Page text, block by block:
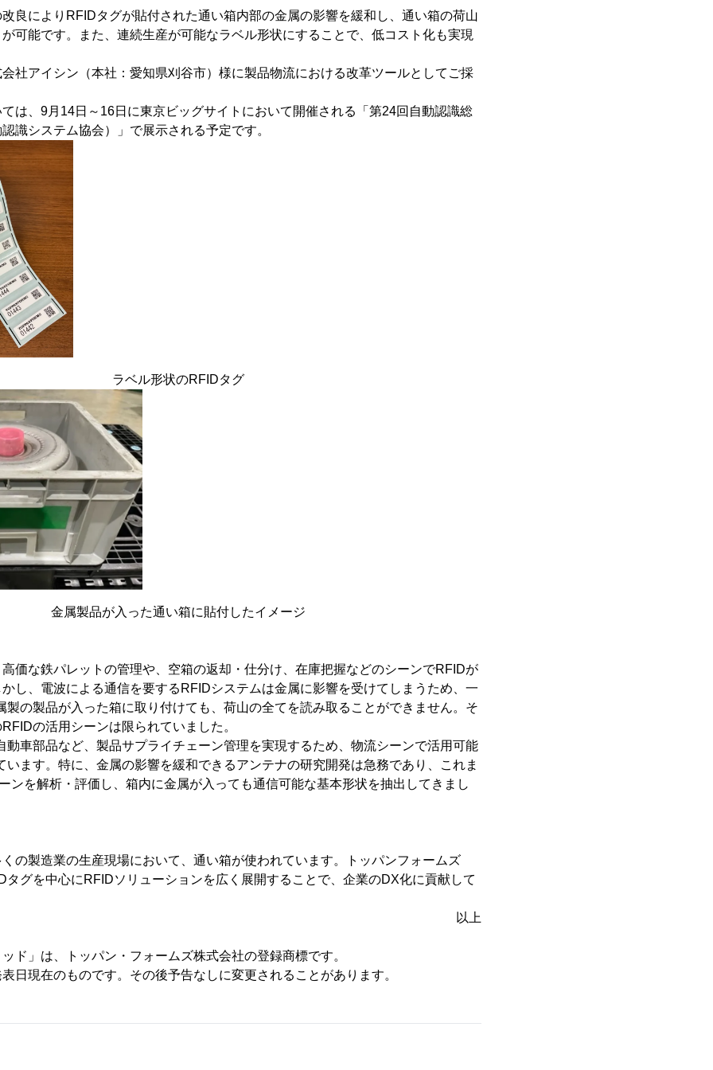
によりRFIDタグが貼付された通い箱内部の金属の影響を緩和し、通い箱の荷山
可能です。また、連続生産が可能なラベル形状にすることで、低コスト化も実現
アイシン（本社：愛知県刈谷市）様に製品物流における改革ツールとしてご採
は、9月14日～16日に東京ビッグサイトにおいて開催される「第24回自動認識総
識システム協会）」で展示される予定です。
ラベル形状のRFIDタグ
金属製品が入った通い箱に貼付したイメージ
価な鉄パレットの管理や、空箱の返却・仕分け、在庫把握などのシーンでRFIDが
し、電波による通信を要するRFIDシステムは金属に影響を受けてしまうため、一
製の製品が入った箱に取り付けても、荷山の全てを読み取ることができません。そ
の活用シーンは限られていました。
車部品など、製品サプライチェーン管理を実現するため、物流シーンで活用可能
います。特に、金属の影響を緩和できるアンテナの研究開発は急務であり、これま
ンを解析・評価し、箱内に金属が入っても通信可能な基本形状を抽出してきまし
の製造業の生産現場において、通い箱が使われています。トッパンフォームズ
タグを中心にRFIDソリューションを広く展開することで、企業のDX化に貢献して
以上
ド」は、トッパン・フォームズ株式会社の登録商標です。
日現在のものです。その後予告なしに変更されることがあります。